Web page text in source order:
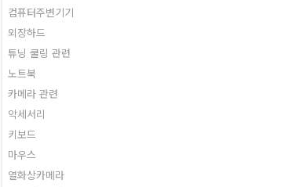
컴퓨터주변기기
외장하드
튜닝 쿨링 관련
노트북
카메라 관련
악세서리
키보드
마우스
열화상카메라